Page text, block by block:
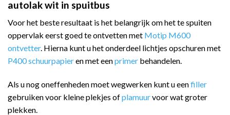
autolak wit in spuitbus
Voor het beste resultaat is het belangrijk om het te spuiten
oppervlak eerst goed te ontvetten met Motip M600
ontvetter. Hierna kunt u het onderdeel lichtjes opschuren met
P400 schuurpapieren met eenprimer behandelen.
Als u nog oneffenheden moet wegwerken kunt u eenfiller
gebruiken voor kleine plekjes ofplamuurvoor wat groter
plekken.